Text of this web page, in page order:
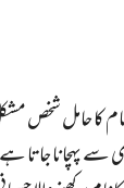
کا حامل شخص
سے پہچانا جاتا